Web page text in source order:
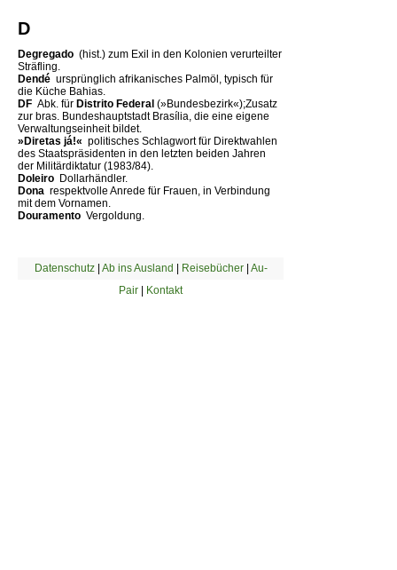
D
Degregado  (hist.) zum Exil in den Kolonien verurteilter
Sträfling.
Dendé  ursprünglich afrikanisches Palmöl, typisch für
die Küche Bahias.
DF  Abk. für Distrito Federal (»Bundesbezirk«);Zusatz
zur bras. Bundeshauptstadt Brasília, die eine eigene
Verwaltungseinheit bildet.
»Diretas já!«  politisches Schlagwort für Direktwahlen
des Staatspräsidenten in den letzten beiden Jahren
der Militärdiktatur (1983/84).
Doleiro  Dollarhändler.
Dona  respektvolle Anrede für Frauen, in Verbindung
mit dem Vornamen.
Douramento  Vergoldung.
Datenschutz| Ab ins Ausland | Reisebücher| Au-
Pair | Kontakt